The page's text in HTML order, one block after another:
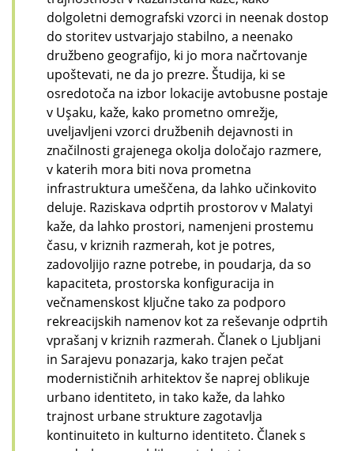
dolgoletni demografski vzorci in neenak dostop
do storitev ustvarjajo stabilno, a neenako
družbeno geografijo, ki jo mora načrtovanje
upoštevati, ne da jo prezre. Študija, ki se
osredotoča na izbor lokacije avtobusne postaje
v Uşaku, kaže, kako prometno omrežje,
uveljavljeni vzorci družbenih dejavnosti in
značilnosti grajenega okolja določajo razmere,
v katerih mora biti nova prometna
infrastruktura umeščena, da lahko učinkovito
deluje. Raziskava odprtih prostorov v Malatyi
kaže, da lahko prostori, namenjeni prostemu
času, v kriznih razmerah, kot je potres,
zadovoljijo razne potrebe, in poudarja, da so
kapaciteta, prostorska konfiguracija in
večnamenskost ključne tako za podporo
rekreacijskih namenov kot za reševanje odprtih
vprašanj v kriznih razmerah. Članek o Ljubljani
in Sarajevu ponazarja, kako trajen pečat
modernističnih arhitektov še naprej oblikuje
urbano identiteto, in tako kaže, da lahko
trajnost urbane strukture zagotavlja
kontinuiteto in kulturno identiteto. Članek s